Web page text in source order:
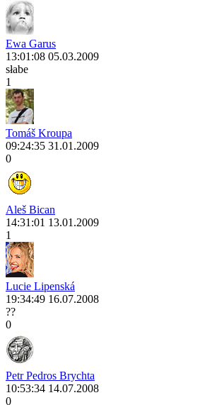
Ewa Garus
13:01:08 05.03.2009
słabe
1
Tomáš Kroupa
09:24:35 31.01.2009
0
Aleš Bican
14:31:01 13.01.2009
1
Lucie Lipenská
19:34:49 16.07.2008
??
0
Petr Pedros Brychta
10:53:34 14.07.2008
0